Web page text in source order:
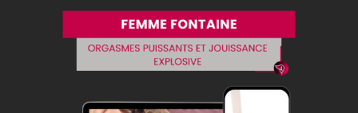
Beaucoup pensent que seuls les hommes peuvent tout